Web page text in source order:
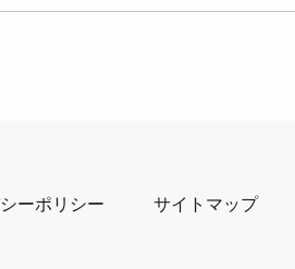
ーポリシー サイトマップ